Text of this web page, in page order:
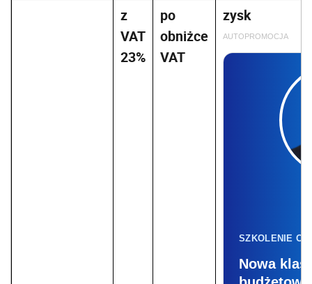
z
VAT
23%
po
obniżce
VAT
zysk
AUTOPROMOCJA
SZKOLENIE
Nowa